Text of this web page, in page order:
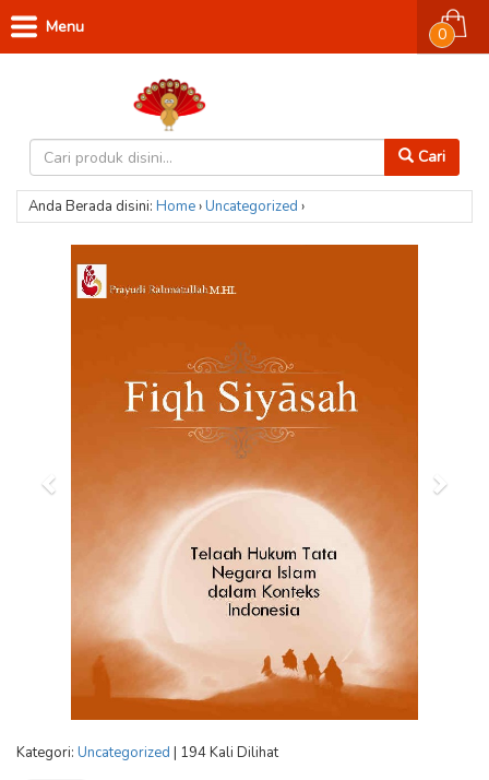
Cari
0
Menu
Anda Berada disini: Home›Uncategorized ›
Kategori: Uncategorized | 194 Kali Dilihat